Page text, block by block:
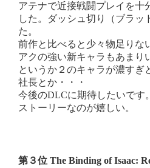
アテナで近接戦闘プレイを十
した。ダッシュ切り（ブラッ
た。
前作と比べると少々物足りな
アクの強い新キャラもあまり
というか２のキャラが濃すぎ
社長とか・・・
今後のDLCに期待したいです
ストーリーなのが嬉しい。
第３位 The Binding of Isaac: